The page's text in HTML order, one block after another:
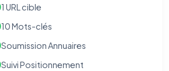
1 URL cible
10 Mots-clés
Soumission Annuaires
Suivi Positionnement